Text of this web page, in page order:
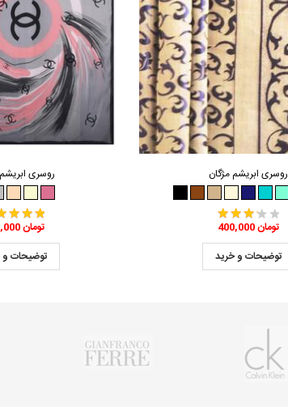
روسری
280,000 تومان
توضیحات و
روسری ابریشم مژگان
400,000 تومان
توضیحات و خرید